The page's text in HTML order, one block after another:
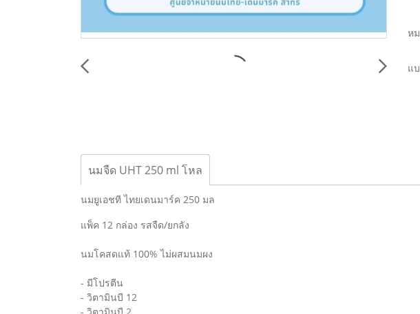
ห
แ
นมจืด UHT 250 ml โหล
นมยูเอชที ไทยเดนมาร์ค 250 มล
แพ็ค 12 กล่อง รสจืด/ยกลัง
นมโคสดแท้ 100% ไม่ผสมนมผง
- มีโปรตีน
- วิตามินบี 12